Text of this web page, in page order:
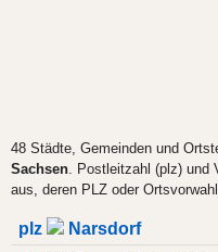
48 Städte, Gemeinden und
Sachsen . Postleitzahl (plz)
aus, deren PLZ oder
plz
Narsdorf